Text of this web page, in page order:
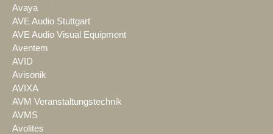
Avaya
AVE Audio Stuttgart
AVE Audio Visual Equipment
Aventem
AVID
Avisonik
AVIXA
AVM Veranstaltungstechnik
AVMS
Avolites